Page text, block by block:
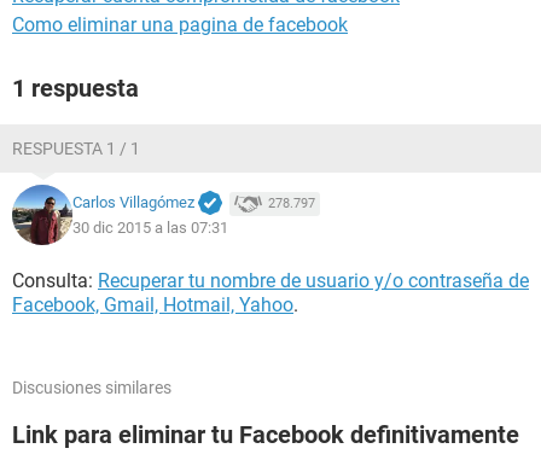
Como eliminar una pagina de facebook
1 respuesta
RESPUESTA 1 / 1
Carlos Villagómez 278.797
30 dic 2015 a las 07:31
Consulta: Recuperar tu nombre de usuario y/o contraseña de
Facebook, Gmail, Hotmail, Yahoo.
Discusiones similares
Link para eliminar tu Facebook definitivamente